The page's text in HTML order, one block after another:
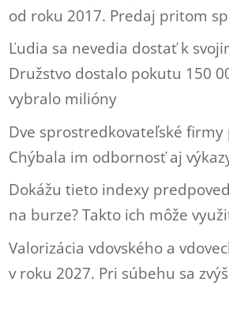
od roku 2017. Predaj pritom
Ľudia sa nevedia dostať k
Družstvo dostalo pokutu 150
vybralo milióny
Dve sprostredkovateľské
Chýbala im odbornosť aj
Dokážu tieto indexy
na burze? Takto ich môže
Valorizácia vdovského a
v roku 2027. Pri súbehu sa